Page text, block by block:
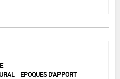
EPOQUES D'APPORT